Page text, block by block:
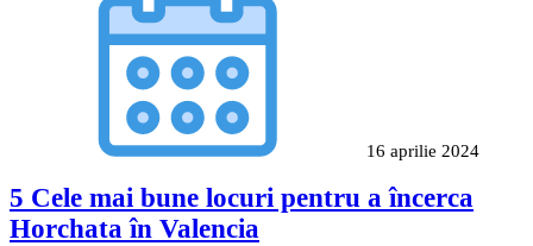
16 aprilie 2024
5 Cele mai bune locuri pentru a încerca
Horchata în Valencia